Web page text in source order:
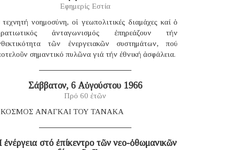
Εφημερίς Εστία
νοημοσύνη, οἱ γεωπολιτικές διαμάχες καί ὁ
ἀνταγωνισμός ἐπηρεάζουν τήν
τῶν ἐνεργειακῶν συστημάτων, πού
σημαντικό πυλῶνα γιά τήν ἐθνική ἀσφάλεια.
Σάββατον, 6 Αὐγούστου 1966
Πρό 60 ἐτῶν
ΑΝΑΓΚΑΙ ΤΟΥ ΤΑΝΑΚΑ
στό ἐπίκεντρο τῶν νεο-ὀθωμανικῶν